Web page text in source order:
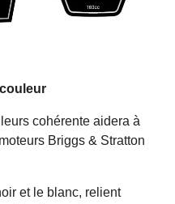
cohérente aidera à
Briggs & Stratton
et le blanc, relient